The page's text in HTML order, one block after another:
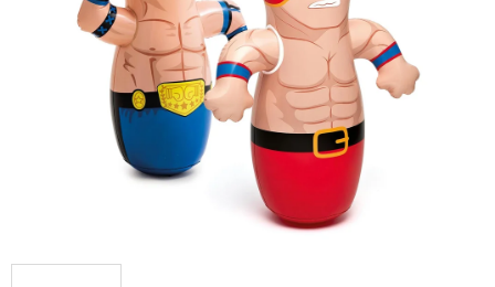
hvězdiček.